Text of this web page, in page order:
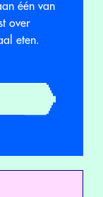
één van
over
eten.